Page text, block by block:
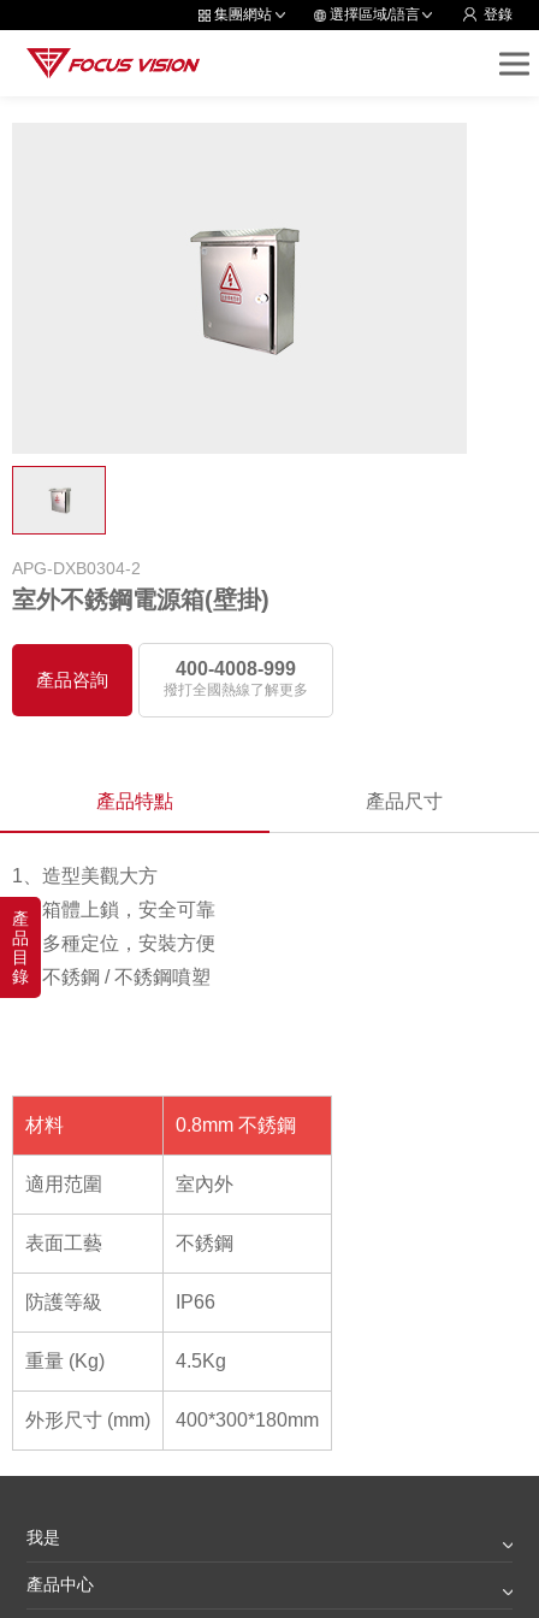
集團網站 選擇區域/語言 登錄
APG-DXB0304-2
室外不銹鋼電源箱(壁掛)
產品咨詢 400-4008-999
撥打全國熱線了解更多
產品特點 產品尺寸
1、造型美觀大方
2、箱體上鎖，安全可靠
3、多種定位，安裝方便
4、不銹鋼 / 不銹鋼噴塑
材料 0.8mm 不銹鋼
適用范圍 室內外
表面工藝 不銹鋼
防護等級 IP66
重量 (Kg) 4.5Kg
外形尺寸 (mm) 400*300*180mm
我是
產品中心
產
品
目
錄